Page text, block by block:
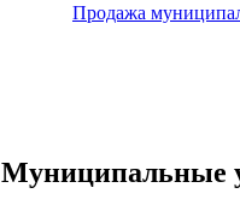
Продажа
Муниципальные